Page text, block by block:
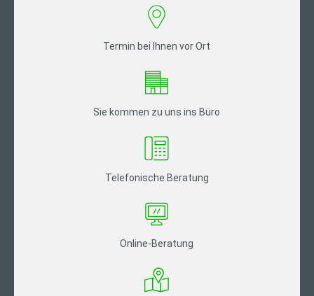
Termin bei Ihnen vor Ort
Sie kommen zu uns ins Büro
Telefonische Beratung
Online-Beratung